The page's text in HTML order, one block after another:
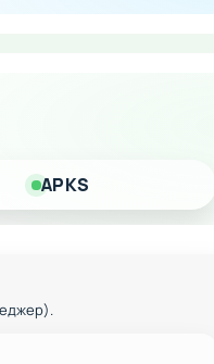
возможностями!
APKS